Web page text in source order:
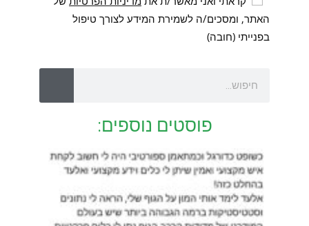
האתר, ומסכים/ה לשמירת המידע לצורך טיפול
בפנייתי (חובה)
פוסטים נוספים: